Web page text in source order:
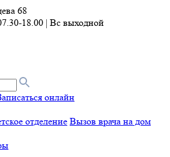
68
18.00 | Вс выходной
онлайн
отделение Вызов врача на дом